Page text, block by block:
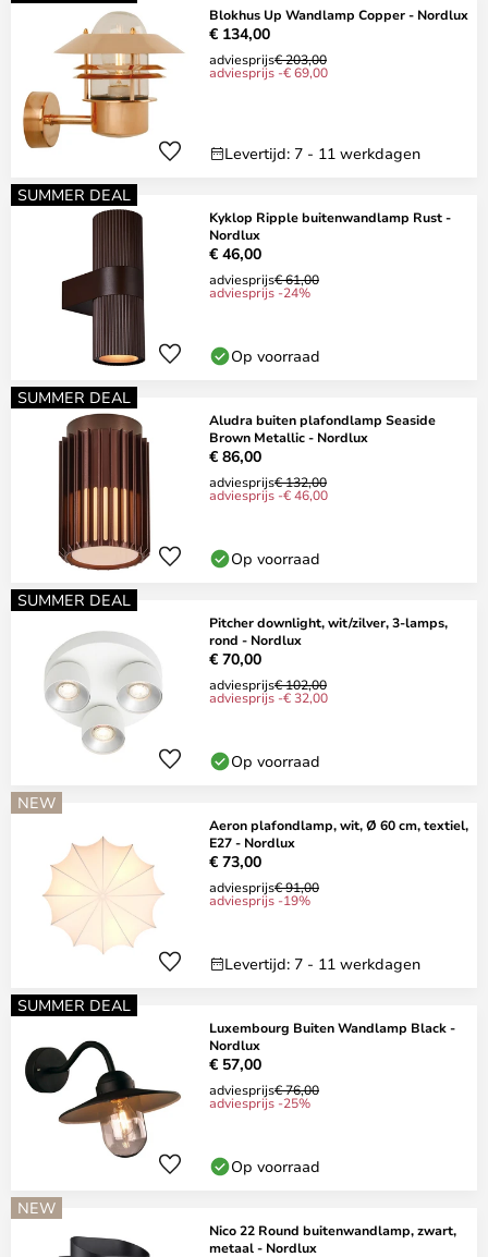
Blokhus Up Wandlamp Copper - Nordlux
€ 134,00
adviesprijs€ 203,00
adviesprijs -€ 69,00
Levertijd: 7 - 11 werkdagen
SUMMER DEAL
Kyklop Ripple buitenwandlamp Rust -
Nordlux
€ 46,00
adviesprijs€ 61,00
adviesprijs -24%
Op voorraad
SUMMER DEAL
Aludra buiten plafondlamp Seaside
Brown Metallic - Nordlux
€ 86,00
adviesprijs€ 132,00
adviesprijs -€ 46,00
Op voorraad
SUMMER DEAL
Pitcher downlight, wit/zilver, 3-lamps,
rond - Nordlux
€ 70,00
adviesprijs€ 102,00
adviesprijs -€ 32,00
Op voorraad
NEW
Aeron plafondlamp, wit, Ø 60 cm, textiel,
E27 - Nordlux
€ 73,00
adviesprijs€ 91,00
adviesprijs -19%
Levertijd: 7 - 11 werkdagen
SUMMER DEAL
Luxembourg Buiten Wandlamp Black -
Nordlux
€ 57,00
adviesprijs€ 76,00
adviesprijs -25%
Op voorraad
NEW
Nico 22 Round buitenwandlamp, zwart,
metaal - Nordlux